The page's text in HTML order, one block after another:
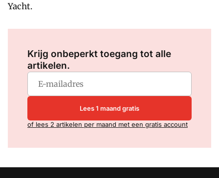
Yacht.
Krijg onbeperkt toegang tot alle
artikelen.
Lees 1 maand gratis
of lees 2 artikelen per maand met een gratis account